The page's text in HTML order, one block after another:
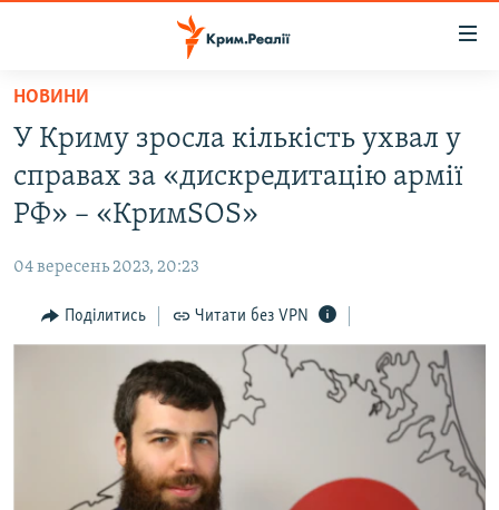
Перейти
основного
матеріалу
Перейти
до
основної
навігації
Перейти
до
ВОДА.КРИМ
ВІДЕО ТА ФОТО
БЛОГИ
ПОГЛЯД
ВСЕ ЗА ДЕНЬ
СПЕЦПРОЕКТИ
ДЕПОРТАЦІЯ
ЯК ОБІЙТИ БЛОКУВАННЯ
НОВИНИ
У Криму зросла кількість ухвал у
справах за «дискредитацію армії
РФ» – «КримSOS»
04 вересень 2023, 20:23
Поділитись Читати без VPN